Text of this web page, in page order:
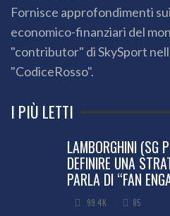
Fornisce approfondimenti
economico-finanziari del
"contributor" di SkySport
"CodiceRosso".
I PIÙ LETTI
LAMBORGHINI (SG
DEFINIRE UNA
PARLA DI “FAN
99.4K 85